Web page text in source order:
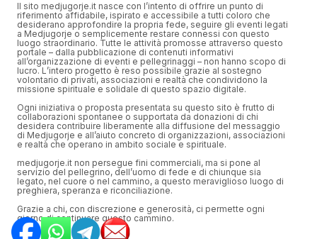
Il sito medjugorje.it nasce con l’intento di offrire un punto di
riferimento affidabile, ispirato e accessibile a tutti coloro che
desiderano approfondire la propria fede, seguire gli eventi legati
a Medjugorje o semplicemente restare connessi con questo
luogo straordinario. Tutte le attività promosse attraverso questo
portale – dalla pubblicazione di contenuti informativi
all’organizzazione di eventi e pellegrinaggi – non hanno scopo di
lucro. L’intero progetto è reso possibile grazie al sostegno
volontario di privati, associazioni e realtà che condividono la
missione spirituale e solidale di questo spazio digitale.
Ogni iniziativa o proposta presentata su questo sito è frutto di
collaborazioni spontanee o supportata da donazioni di chi
desidera contribuire liberamente alla diffusione del messaggio
di Medjugorje e all’aiuto concreto di organizzazioni, associazioni
e realtà che operano in ambito sociale e spirituale.
medjugorje.it non persegue fini commerciali, ma si pone al
servizio del pellegrino, dell’uomo di fede e di chiunque sia
legato, nel cuore o nel cammino, a questo meraviglioso luogo di
preghiera, speranza e riconciliazione.
Grazie a chi, con discrezione e generosità, ci permette ogni
giorno di continuare questo cammino.